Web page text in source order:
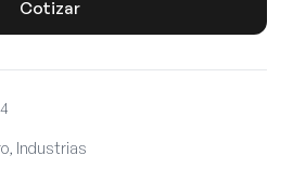
Cotizar
Industrias